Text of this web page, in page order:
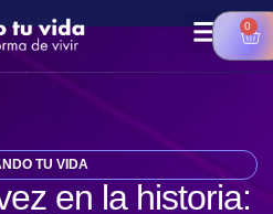
0
TU VIDA
en la historia: